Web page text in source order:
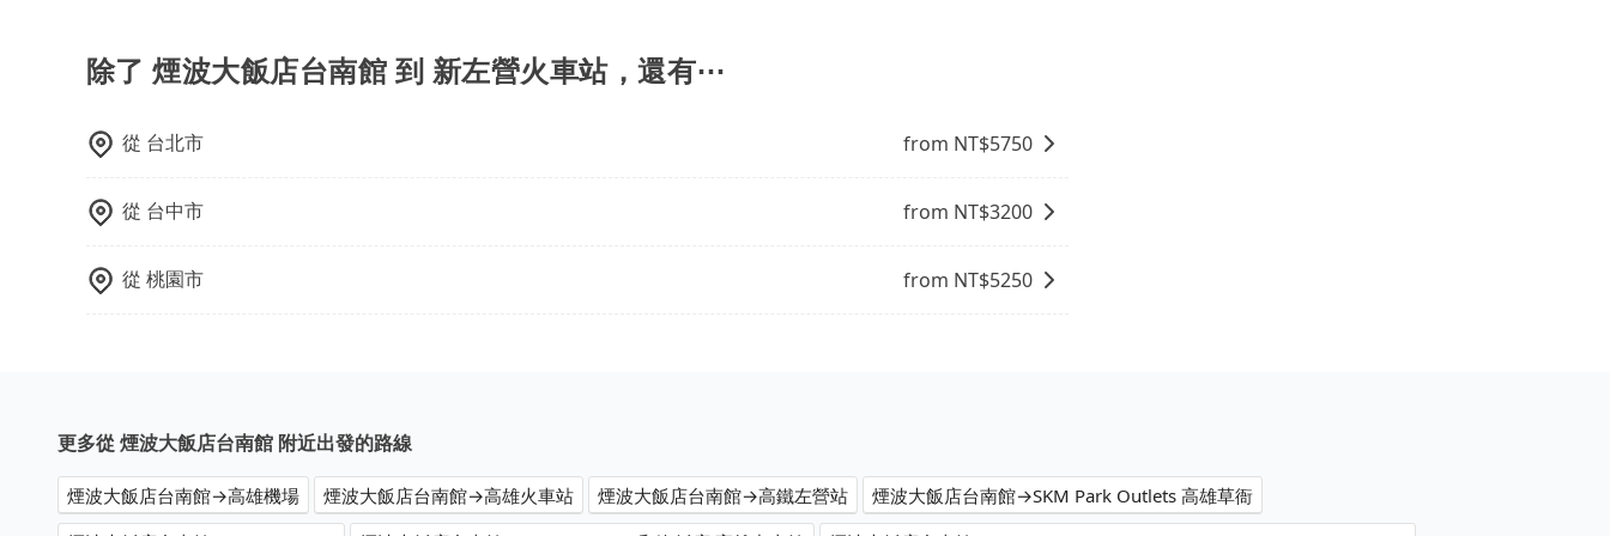
驗當地的生活和文化。在探訪景點時，可以積極尋找當地導遊或者向當地居民請教，了解更多的深度資訊和內
幕，並且可以在旅途中收集更多的故事和經驗，豐富自己的旅程。
除了 煙波大飯店台南館 到 新左營火車站，還有⋯
從 台北市 from NT$5750
從 台中市 from NT$3200
從 桃園市 from NT$5250
更多從 煙波大飯店台南館 附近出發的路線
煙波大飯店台南館→高雄機場 煙波大飯店台南館→高雄火車站 煙波大飯店台南館→高鐵左營站
煙波大飯店台南館→SKM Park Outlets 高雄草衙